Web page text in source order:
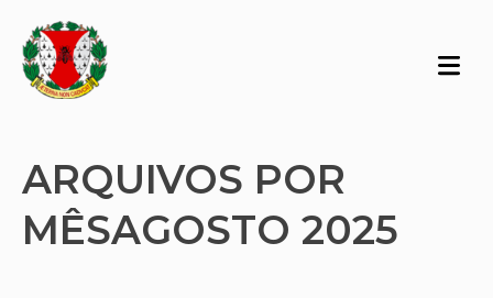
ARQUIVOS POR
MÊSAGOSTO 2025